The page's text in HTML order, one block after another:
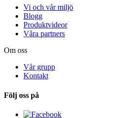
Vi och vår miljö
Blogg
Produktvideor
Våra partners
Om oss
Vår grupp
Kontakt
Följ oss på